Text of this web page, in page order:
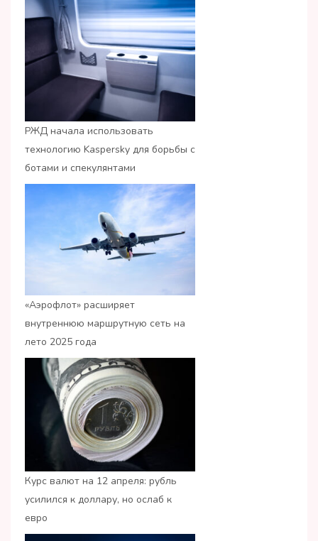
РЖД начала использовать
технологию Kaspersky для борьбы с
ботами и спекулянтами
«Аэрофлот» расширяет
внутреннюю маршрутную сеть на
лето 2025 года
Курс валют на 12 апреля: рубль
усилился к доллару, но ослаб к
евро